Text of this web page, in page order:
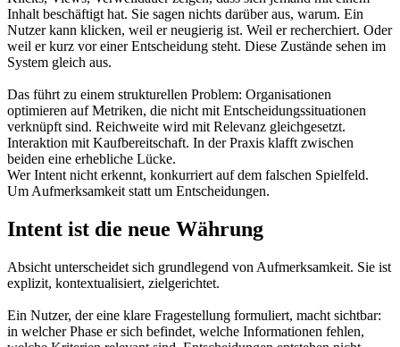
Inhalt beschäftigt hat. Sie sagen nichts darüber aus, warum. Ein
Nutzer kann klicken, weil er neugierig ist. Weil er recherchiert. Oder
weil er kurz vor einer Entscheidung steht. Diese Zustände sehen im
System gleich aus.
Das führt zu einem strukturellen Problem: Organisationen
optimieren auf Metriken, die nicht mit Entscheidungssituationen
verknüpft sind. Reichweite wird mit Relevanz gleichgesetzt.
Interaktion mit Kaufbereitschaft. In der Praxis klafft zwischen
beiden eine erhebliche Lücke.
Wer Intent nicht erkennt, konkurriert auf dem falschen Spielfeld.
Um Aufmerksamkeit statt um Entscheidungen.
Intent ist die neue Währung
Absicht unterscheidet sich grundlegend von Aufmerksamkeit. Sie ist
explizit, kontextualisiert, zielgerichtet.
Ein Nutzer, der eine klare Fragestellung formuliert, macht sichtbar:
in welcher Phase er sich befindet, welche Informationen fehlen,